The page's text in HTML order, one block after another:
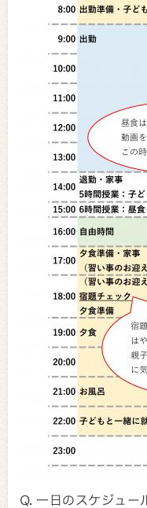
Q. 一日のスケジュー